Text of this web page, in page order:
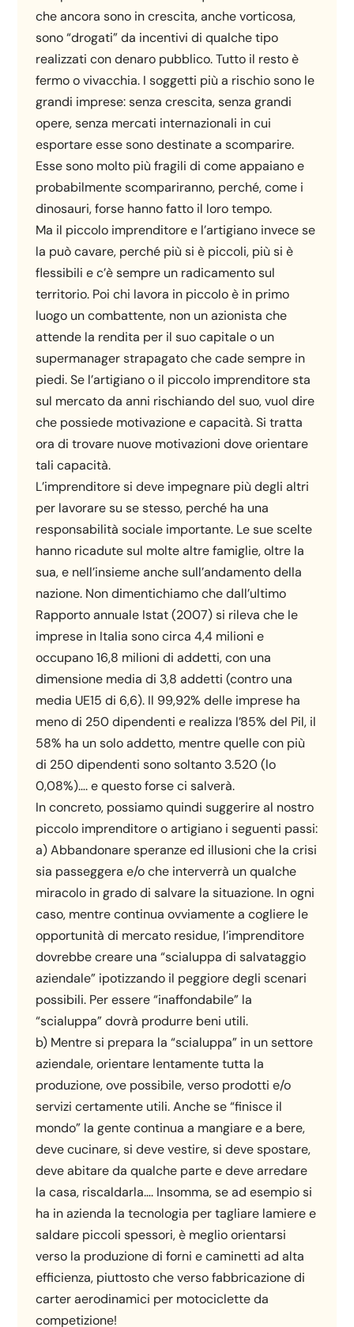
che ancora sono in crescita, anche vorticosa,
sono “drogati” da incentivi di qualche tipo
realizzati con denaro pubblico. Tutto il resto è
fermo o vivacchia. I soggetti più a rischio sono le
grandi imprese: senza crescita, senza grandi
opere, senza mercati internazionali in cui
esportare esse sono destinate a scomparire.
Esse sono molto più fragili di come appaiano e
probabilmente scompariranno, perché, come i
dinosauri, forse hanno fatto il loro tempo.
Ma il piccolo imprenditore e l’artigiano invece se
la può cavare, perché più si è piccoli, più si è
flessibili e c’è sempre un radicamento sul
territorio. Poi chi lavora in piccolo è in primo
luogo un combattente, non un azionista che
attende la rendita per il suo capitale o un
supermanager strapagato che cade sempre in
piedi. Se l’artigiano o il piccolo imprenditore sta
sul mercato da anni rischiando del suo, vuol dire
che possiede motivazione e capacità. Si tratta
ora di trovare nuove motivazioni dove orientare
tali capacità.
L’imprenditore si deve impegnare più degli altri
per lavorare su se stesso, perché ha una
responsabilità sociale importante. Le sue scelte
hanno ricadute sul molte altre famiglie, oltre la
sua, e nell’insieme anche sull’andamento della
nazione. Non dimentichiamo che dall’ultimo
Rapporto annuale Istat (2007) si rileva che le
imprese in Italia sono circa 4,4 milioni e
occupano 16,8 milioni di addetti, con una
dimensione media di 3,8 addetti (contro una
media UE15 di 6,6). Il 99,92% delle imprese ha
meno di 250 dipendenti e realizza l’85% del Pil, il
58% ha un solo addetto, mentre quelle con più
di 250 dipendenti sono soltanto 3.520 (lo
0,08%)…. e questo forse ci salverà.
In concreto, possiamo quindi suggerire al nostro
piccolo imprenditore o artigiano i seguenti passi:
a) Abbandonare speranze ed illusioni che la crisi
sia passeggera e/o che interverrà un qualche
miracolo in grado di salvare la situazione. In ogni
caso, mentre continua ovviamente a cogliere le
opportunità di mercato residue, l’imprenditore
dovrebbe creare una “scialuppa di salvataggio
aziendale” ipotizzando il peggiore degli scenari
possibili. Per essere “inaffondabile” la
“scialuppa” dovrà produrre beni utili.
b) Mentre si prepara la “scialuppa” in un settore
aziendale, orientare lentamente tutta la
produzione, ove possibile, verso prodotti e/o
servizi certamente utili. Anche se “finisce il
mondo” la gente continua a mangiare e a bere,
deve cucinare, si deve vestire, si deve spostare,
deve abitare da qualche parte e deve arredare
la casa, riscaldarla…. Insomma, se ad esempio si
ha in azienda la tecnologia per tagliare lamiere e
saldare piccoli spessori, è meglio orientarsi
verso la produzione di forni e caminetti ad alta
efficienza, piuttosto che verso fabbricazione di
carter aerodinamici per motociclette da
competizione!